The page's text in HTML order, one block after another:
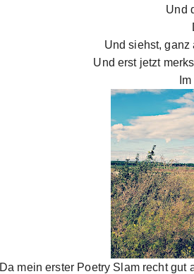
Und
Und siehst, ganz
Und erst jetzt
Da mein erster Poetry Slam recht gut